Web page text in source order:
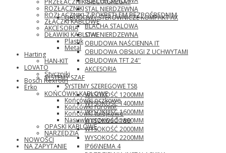
STAL NIERDZEWNA
OBUDOWY STEROWNICZE KOMPAKT AX
BLACHA STALOWA
STAL NIERDZEWNA
OBUDOWA NAŚCIENNA IT
OBUDOWA OBSŁUGI Z UCHWYTAMI
OBUDOWA TFT 24''
AKCESORIA
SYSTEMY SZAF
SYSTEMY SZEREGOWE TS8
WYSOKOŚĆ 1200MM
WYSOKOŚĆ 1400MM
WYSOKOŚĆ 1600MM
WYSOKOŚĆ 1800MM
WYSOKOŚĆ 2000MM
WYSOKOŚĆ 2200MM
IP66\NEMA 4
PRZEŁĄCZNIK SIEĆ\AGREGAT
ROZŁĄCZNIKI
ROZŁĄCZNIKI Z POKRĘTŁEM BEZPOŚREDNIM
ZŁĄCZKI KABLOWE
AKCESORIA
DŁAWIKI KABLOWE
Plastik
Metal
Harting
HAN-KIT
LOVATO
Styczniki
Bosch Rexroth
Erko
KOŃCÓWKI KABLOWE
Końcówki oczkowe
Końcówki rurowe
Końcówki tulejkowe
Nasuwki przewodowe
OPASKI KABLOWE
NARZĘDZIA
NOWOŚCI
NA ZAPYTANIE